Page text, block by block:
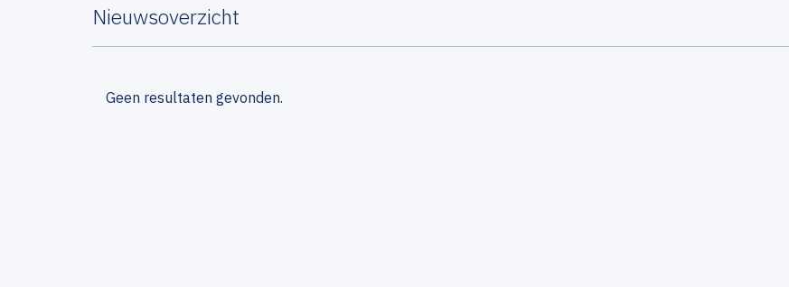
Nieuwsoverzicht
Geen resultaten gevonden.